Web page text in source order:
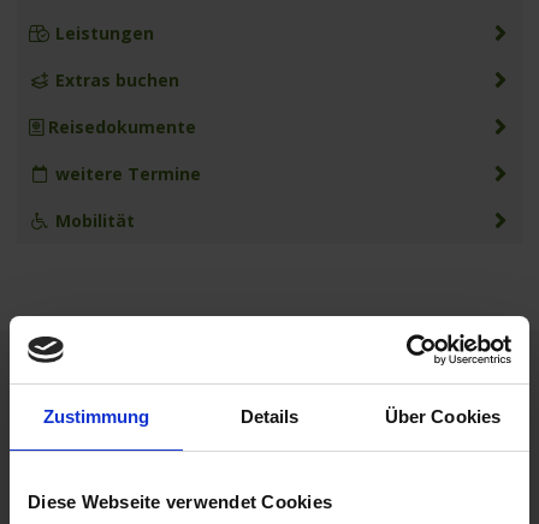
Zustimmung Details Über Cookies
Diese Webseite verwendet Cookies
Leistungen
Extras buchen
Reisedokumente
weitere Termine
Mobilität
Ihre unverbindliche Buchungsanfrage